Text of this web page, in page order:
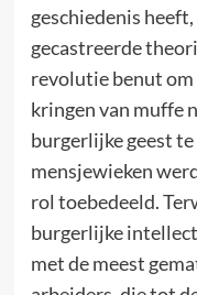
geschiedenis
gecastreerde
revolutie benut om
kringen van muffe
burgerlijke geest
mensjewieken
rol toebedeeld.
burgerlijke
met de meest